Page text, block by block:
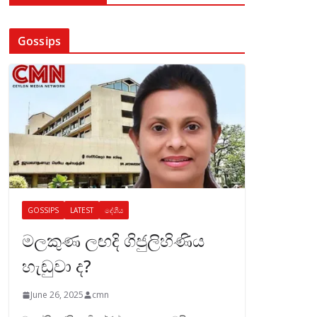
Gossips
GOSSIPS LATEST දේශීය
මලකුණ ලඟදි ගිජුලිහිණිය
හැඬුවා ද?
June 26, 2025 cmn